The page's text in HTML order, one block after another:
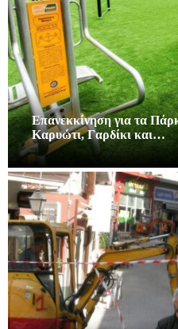
Επανεκκίνηση για τα
Καρυώτι, Γαρδίκι και…